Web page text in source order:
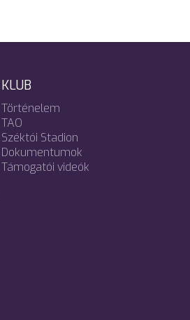
KLUB
Történelem
TAO
Széktói Stadion
Dokumentumok
Támogatói videók